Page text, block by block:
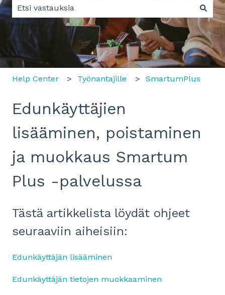
Ehdotuksia ei ole, koska hakukenttä on tyhjä.
Help Center Työnantajille SmartumPlus
Edunkäyttäjien
lisääminen, poistaminen
ja muokkaus Smartum
Plus -palvelussa
Tästä artikkelista löydät ohjeet
seuraaviin aiheisiin:
Edunkäyttäjän lisääminen
Edunkäyttäjän tietojen muokkaaminen